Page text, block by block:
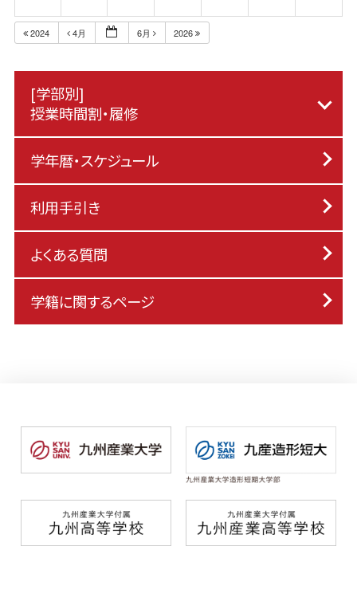
2024 4月 6月 2026
[学部別]
授業時間割・履修
学年暦・スケジュール
利用手引き
よくある質問
学籍に関するページ